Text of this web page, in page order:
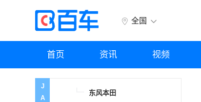
全国
首页 资讯 视频
J
A
奔驰
东风本田